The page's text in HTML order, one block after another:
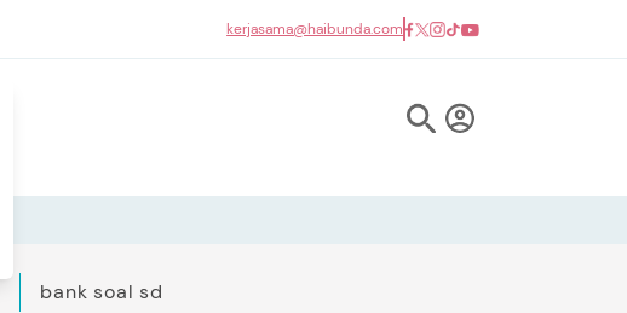
kerjasama@haibunda.com
bank soal sd